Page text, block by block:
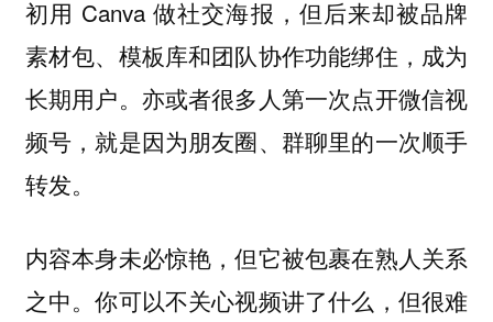
初用 Canva 做社交海报，但后来却被品牌
素材包、模板库和团队协作功能绑住，成为
长期用户。亦或者很多人第一次点开微信视
频号，就是因为朋友圈、群聊里的一次顺手
转发。
内容本身未必惊艳，但它被包裹在熟人关系
之中。你可以不关心视频讲了什么，但很难